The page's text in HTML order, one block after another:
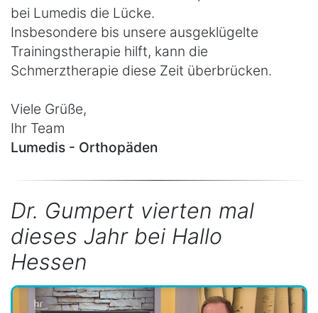
bei Lumedis die Lücke.
Insbesondere bis unsere ausgeklügelte
Trainingstherapie hilft, kann die
Schmerztherapie diese Zeit überbrücken.
Viele Grüße,
Ihr Team
Lumedis - Orthopäden
Dr. Gumpert vierten mal
dieses Jahr bei Hallo
Hessen